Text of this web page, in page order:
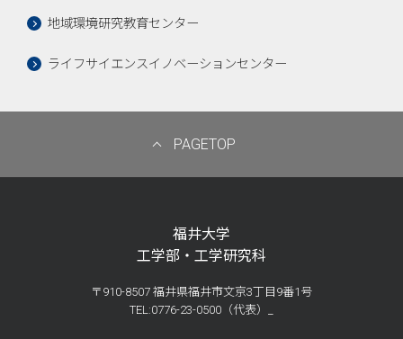
地域環境研究教育センター
ライフサイエンスイノベーションセンター
PAGETOP
福井大学
工学部・工学研究科
〒910-8507 福井県福井市文京3丁目9番1号
TEL:0776-23-0500（代表）_